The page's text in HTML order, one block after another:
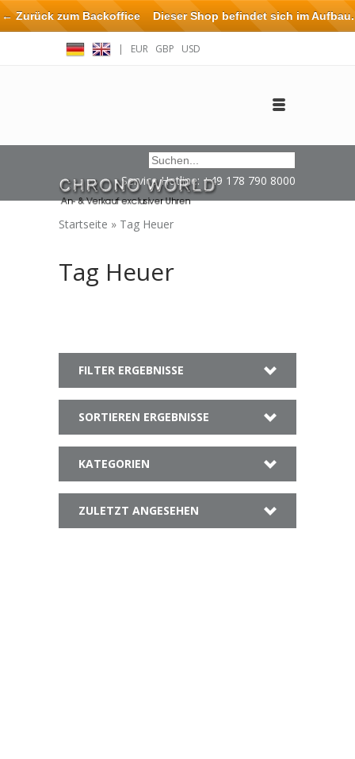
| EUR GBP USD
Service Hotline: +49 178 790 8000
Startseite » Tag Heuer
Tag Heuer
FILTER ERGEBNISSE
SORTIEREN ERGEBNISSE
KATEGORIEN
ZULETZT ANGESEHEN
← Zurück zum BackofficeDieser Shop befindet sich im Aufbau.
Eventuell können nicht alle Bestellungen eingehalten oder erfüllt